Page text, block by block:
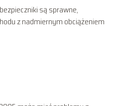
są sprawne,
z nadmiernym obciążeniem